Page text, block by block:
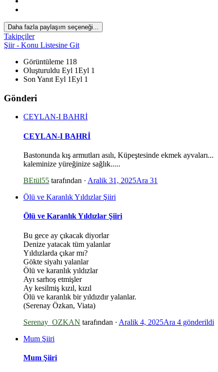
Daha fazla paylaşım seçeneği...
Takipçiler
Şiir - Konu Listesine Git
Görüntüleme 118
Oluşturuldu Eyl 1Eyl 1
Son Yanıt Eyl 1Eyl 1
Gönderi
CEYLAN-I BAHRİ
CEYLAN-I BAHRİ
Bastonunda kış armutları asılı, Küpeştesinde ekmek ayvaları...
kaleminize yüreğinize sağlık.....
BEtül55 tarafından · Aralik 31, 2025Ara 31
Ölü ve Karanlık Yıldızlar Şiiri
Ölü ve Karanlık Yıldızlar Şiiri
Bu gece ay çıkacak diyorlar
Denize yatacak tüm yalanlar
Yıldızlarda çıkar mı?
Gökte siyahı yalanlar
Ölü ve karanlık yıldızlar
Ayı sarhoş etmişler
Ay kesilmiş kızıl, kızıl
Ölü ve karanlık bir yıldızdır yalanlar.
(Serenay Özkan, Viata)
Serenay_OZKAN tarafından · Aralik 4, 2025Ara 4 gönderildi
Mum Şiiri
Mum Şiiri